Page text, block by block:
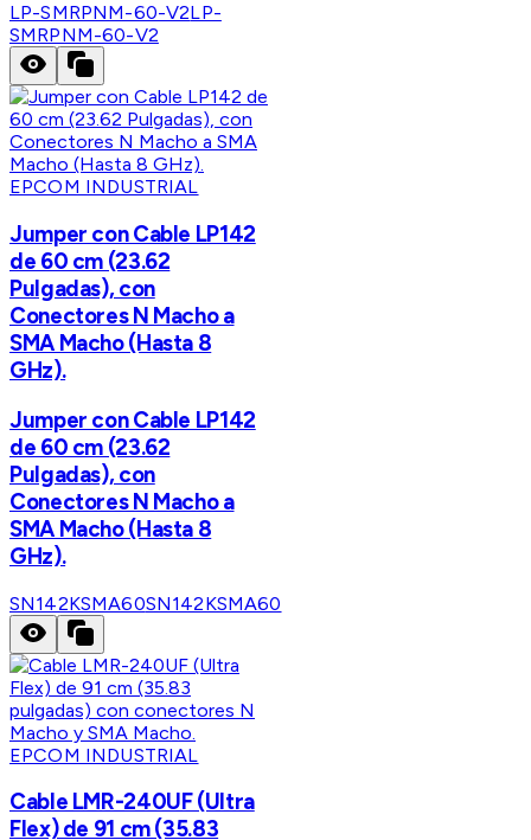
LP-SMRPNM-60-V2LP-
SMRPNM-60-V2
EPCOM INDUSTRIAL
Jumper con Cable LP142
de 60 cm (23.62
Pulgadas), con
Conectores N Macho a
SMA Macho (Hasta 8
GHz).
Jumper con Cable LP142
de 60 cm (23.62
Pulgadas), con
Conectores N Macho a
SMA Macho (Hasta 8
GHz).
SN142KSMA60SN142KSMA60
EPCOM INDUSTRIAL
Cable LMR-240UF (Ultra
Flex) de 91 cm (35.83